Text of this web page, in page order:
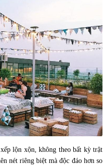
lộn xộn, không theo bất kỳ trật
nét riêng biệt mà độc đáo hơn so